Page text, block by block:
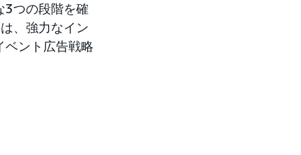
3つの段階を確
、強力なイン
ベント広告戦略